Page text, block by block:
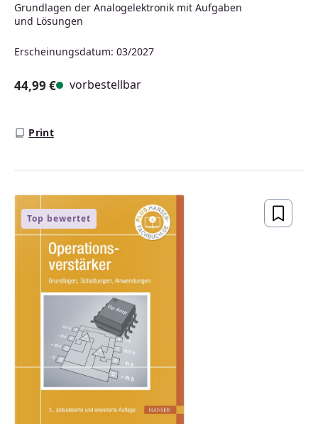
Grundlagen der Analogelektronik mit Aufgaben
und Lösungen
Erscheinungsdatum: 03/2027
44,99 € vorbestellbar
Print
Top bewertet